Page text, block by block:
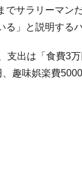
サラリーマン
」と説明する
支出は「食費3
趣味娯楽費